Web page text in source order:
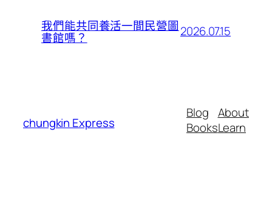
我們能共同養活一間民營圖
書館嗎？ 2026.07.15
chungkin Express
Blog
Books
About
Learn